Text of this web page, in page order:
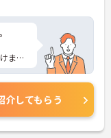
ます
あり
。
さ
介してもらう